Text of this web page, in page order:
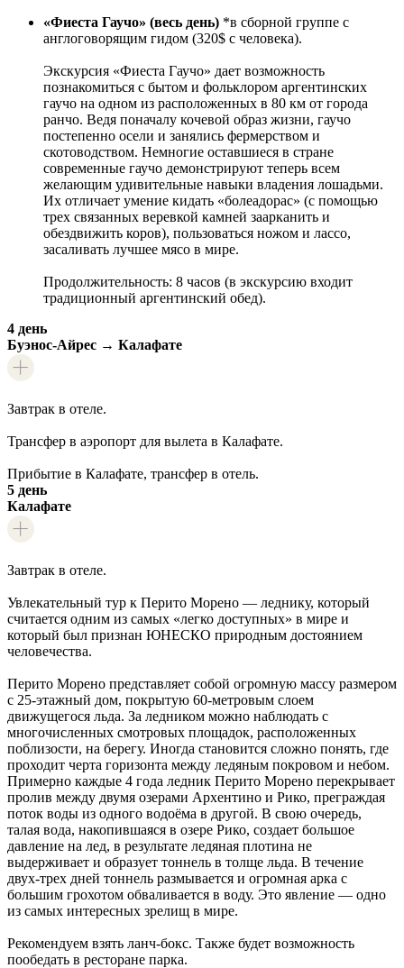
«Фиеста Гаучо» (весь день) *в сборной группе с
англоговорящим гидом (320$ с человека).
Экскурсия «Фиеста Гаучо» дает возможность
познакомиться с бытом и фольклором аргентинских
гаучо на одном из расположенных в 80 км от города
ранчо. Ведя поначалу кочевой образ жизни, гаучо
постепенно осели и занялись фермерством и
скотоводством. Немногие оставшиеся в стране
современные гаучо демонстрируют теперь всем
желающим удивительные навыки владения лошадьми.
Их отличает умение кидать «болеадорас» (с помощью
трех связанных веревкой камней заарканить и
обездвижить коров), пользоваться ножом и лассо,
засаливать лучшее мясо в мире.
Продолжительность: 8 часов (в экскурсию входит
традиционный аргентинский обед).
4 день
Буэнос-Айрес → Калафате
Завтрак в отеле.
Трансфер в аэропорт для вылета в Калафате.
Прибытие в Калафате, трансфер в отель.
5 день
Калафате
Завтрак в отеле.
Увлекательный тур к Перито Морено — леднику, который
считается одним из самых «легко доступных» в мире и
который был признан ЮНЕСКО природным достоянием
человечества.
Перито Морено представляет собой огромную массу размером
с 25-этажный дом, покрытую 60-метровым слоем
движущегося льда. За ледником можно наблюдать с
многочисленных смотровых площадок, расположенных
поблизости, на берегу. Иногда становится сложно понять, где
проходит черта горизонта между ледяным покровом и небом.
Примерно каждые 4 года ледник Перито Морено перекрывает
пролив между двумя озерами Архентино и Рико, преграждая
поток воды из одного водоёма в другой. В свою очередь,
талая вода, накопившаяся в озере Рико, создает большое
давление на лед, в результате ледяная плотина не
выдерживает и образует тоннель в толще льда. В течение
двух-трех дней тоннель размывается и огромная арка с
большим грохотом обваливается в воду. Это явление — одно
из самых интересных зрелищ в мире.
Рекомендуем взять ланч-бокс. Также будет возможность
пообедать в ресторане парка.